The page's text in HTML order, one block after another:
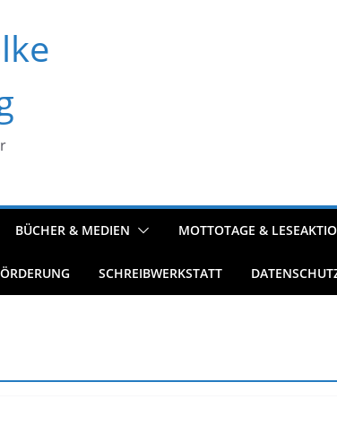
BÜCHER & MEDIEN MOTTOTAGE &
SCHREIBWERKSTATT